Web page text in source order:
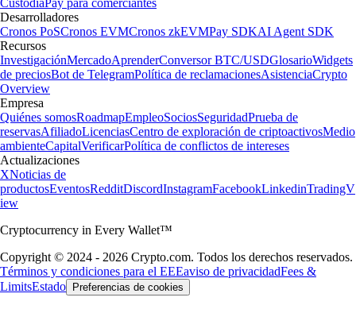
Custodia Pay para comerciantes
Desarrolladores
Cronos PoSCronos EVMCronos zkEVMPay SDKAI Agent SDK
Recursos
InvestigaciónMercadoAprenderConversor BTC/USDGlosarioWidgets
de preciosBot de TelegramPolítica de reclamacionesAsistenciaCrypto
Overview
Empresa
Quiénes somosRoadmapEmpleoSociosSeguridadPrueba de
reservasAfiliadoLicenciasCentro de exploración de criptoactivosMedio
ambienteCapitalVerificarPolítica de conflictos de intereses
Actualizaciones
XNoticias de
productosEventosRedditDiscordInstagramFacebookLinkedinTradingV
iew
Cryptocurrency in Every Wallet™
Copyright © 2024 - 2026 Crypto.com. Todos los derechos reservados.
Términos y condiciones para el EEEaviso de privacidadFees &
LimitsEstado Preferencias de cookies